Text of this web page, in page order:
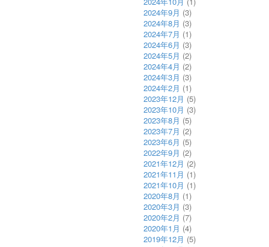
2024年9月 (3)
2024年8月 (3)
2024年7月 (1)
2024年6月 (3)
2024年5月 (2)
2024年4月 (2)
2024年3月 (3)
2024年2月 (1)
2023年12月 (5)
2023年10月 (3)
2023年8月 (5)
2023年7月 (2)
2023年6月 (5)
2022年9月 (2)
2021年12月 (2)
2021年11月 (1)
2021年10月 (1)
2020年8月 (1)
2020年3月 (3)
2020年2月 (7)
2020年1月 (4)
2019年12月 (5)